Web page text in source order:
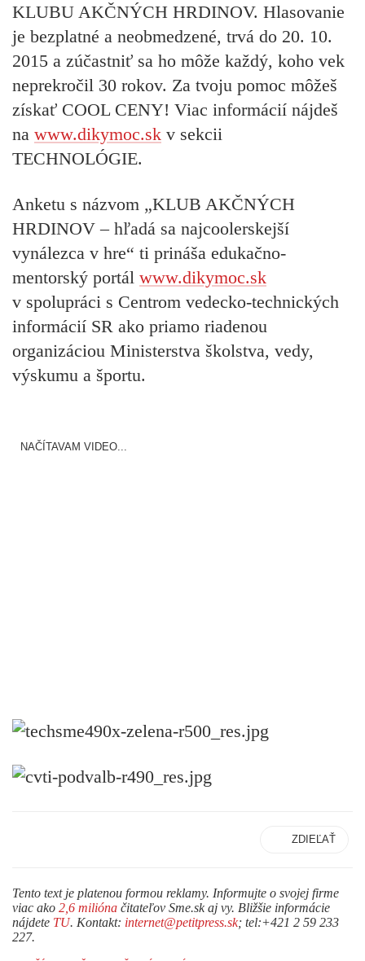
KLUBU AKČNÝCH HRDINOV. Hlasovanie
je bezplatné a neobmedzené, trvá do 20. 10.
2015 a zúčastniť sa ho môže každý, koho vek
neprekročil 30 rokov. Za tvoju pomoc môžeš
získať COOL CENY! Viac informácií nájdeš
na www.dikymoc.sk v sekcii
TECHNOLÓGIE.
Anketu s názvom „KLUB AKČNÝCH
HRDINOV – hľadá sa najcoolerskejší
vynálezca v hre“ ti prináša edukačno-
mentorský portál www.dikymoc.sk
v spolupráci s Centrom vedecko-technických
informácií SR ako priamo riadenou
organizáciou Ministerstva školstva, vedy,
výskumu a športu.
NAČÍTAVAM VIDEO...
ZDIEĽAŤ
Tento text je platenou formou reklamy. Informujte o svojej firme
viac ako 2,6 milióna čitateľov Sme.sk aj vy. Bližšie informácie
nájdete TU. Kontakt: internet@petitpress.sk; tel:+421 2 59 233
227.